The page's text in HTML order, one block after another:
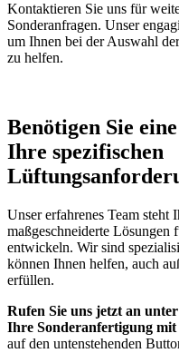
Kontaktieren Sie uns für
Sonderanfragen. Unser
um Ihnen bei der Auswahl
zu helfen.
Benötigen Sie
Ihre spezifischen
Unser erfahrenes Team steht
maßgeschneiderte
entwickeln. Wir sind
können Ihnen helfen, auch
erfüllen.
Rufen Sie uns jetzt an
Ihre Sonderanfertigung
auf den untenstehenden